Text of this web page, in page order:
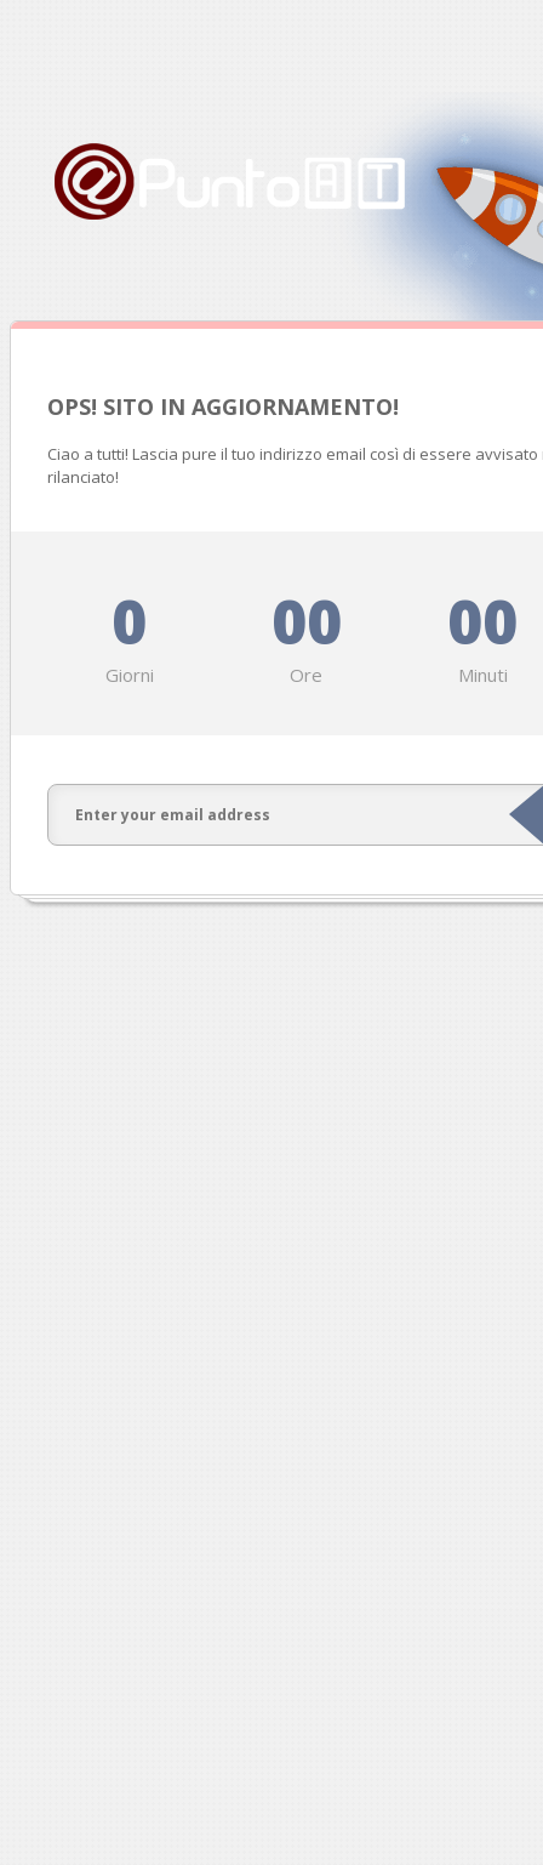
OPS! SITO IN AGGIORNAMENTO!
Ciao a tutti! Lascia pure il tuo indirizzo email così di essere
rilanciato!
0
Giorni
00
Ore
00
Minuti